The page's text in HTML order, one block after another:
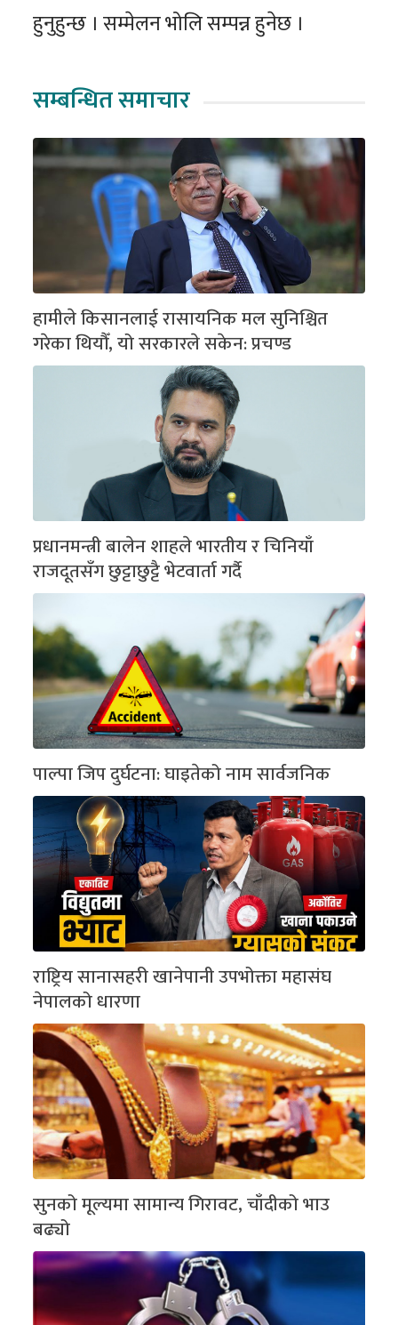
हुनुहुन्छ । सम्मेलन भोलि सम्पन्न हुनेछ ।
सम्बन्धित समाचार
हामीले किसानलाई रासायनिक मल सुनिश्चित
गरेका थियौँ, यो सरकारले सकेन: प्रचण्ड
प्रधानमन्त्री बालेन शाहले भारतीय र चिनियाँ
राजदूतसँग छुट्टाछुट्टै भेटवार्ता गर्दै
पाल्पा जिप दुर्घटना: घाइतेको नाम सार्वजनिक
राष्ट्रिय सानासहरी खानेपानी उपभोक्ता महासंघ
नेपालको धारणा
सुनको मूल्यमा सामान्य गिरावट, चाँदीको भाउ
बढ्यो